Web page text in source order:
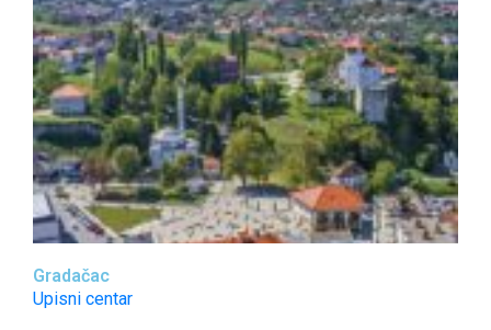
Gradačac
Upisni centar